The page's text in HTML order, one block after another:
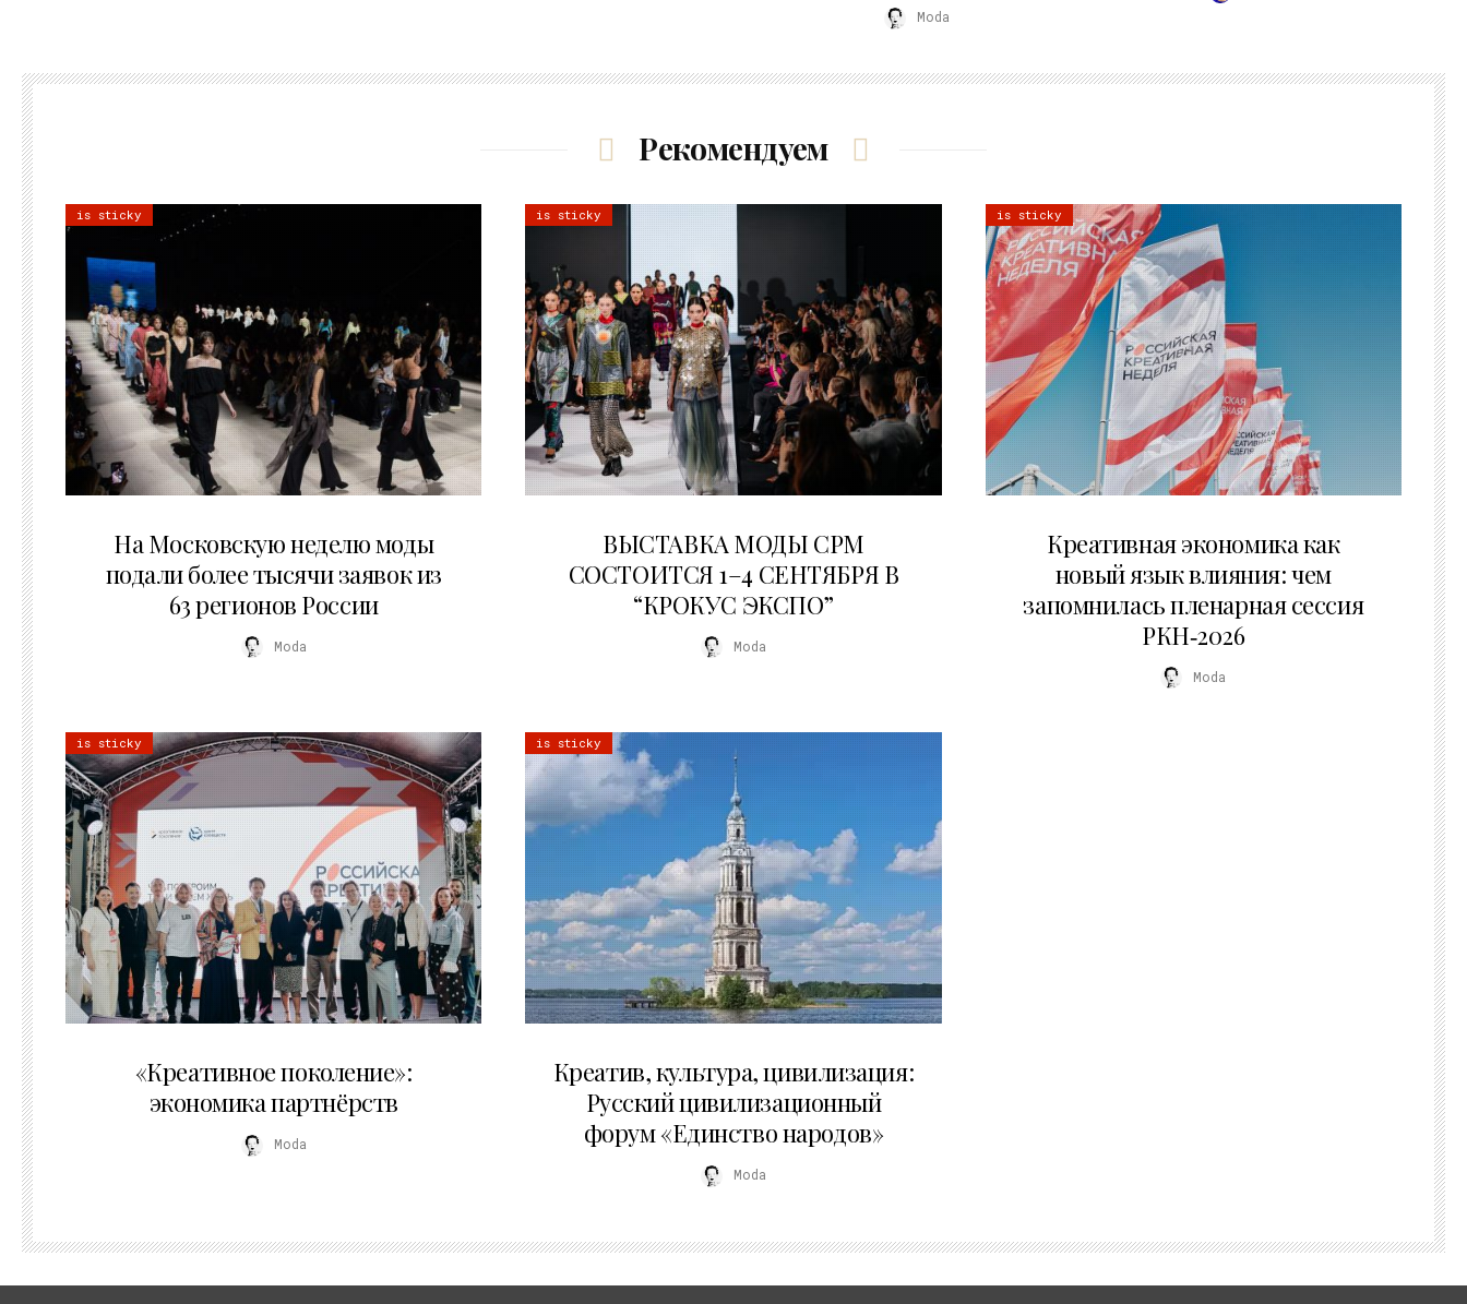
Moda
Рекомендуем
is sticky
На Московскую неделю моды
подали более тысячи заявок из
63 регионов России
Moda
is sticky
ВЫСТАВКА МОДЫ CPM
СОСТОИТСЯ 1–4 СЕНТЯБРЯ В
“КРОКУС ЭКСПО”
Moda
is sticky
Креативная экономика как
новый язык влияния: чем
запомнилась пленарная сессия
РКН‑2026
Moda
is sticky
«Креативное поколение»:
экономика партнёрств
Moda
is sticky
Креатив, культура, цивилизация:
Русский цивилизационный
форум «Единство народов»
Moda